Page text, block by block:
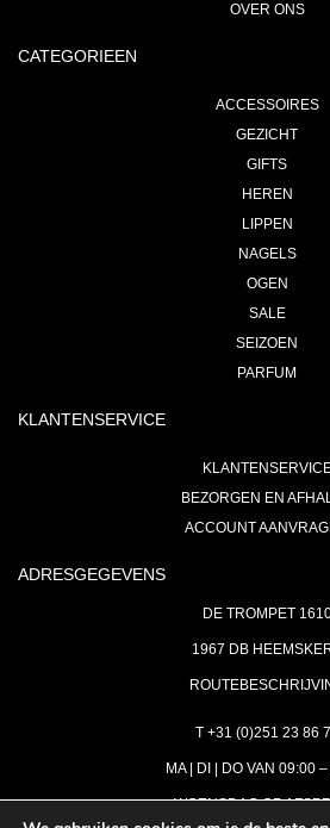
OVER ONS
CATEGORIEEN
ACCESSOIRES
GEZICHT
GIFTS
HEREN
LIPPEN
NAGELS
OGEN
SALE
SEIZOEN
PARFUM
KLANTENSERVICE
BEZORGEN EN
ACCOUNT
ADRESGEGEVENS
DE TROMPET
1967 DB
T +31 (0)251 23 86
MA | DI | DO VAN 09:00
WOENSDAG OP